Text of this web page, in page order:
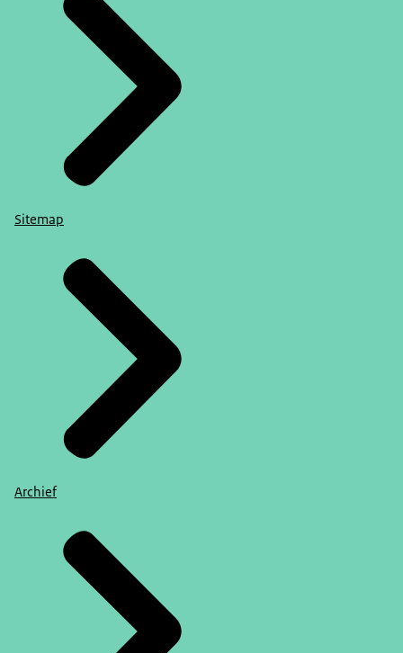
Sitemap
Archief